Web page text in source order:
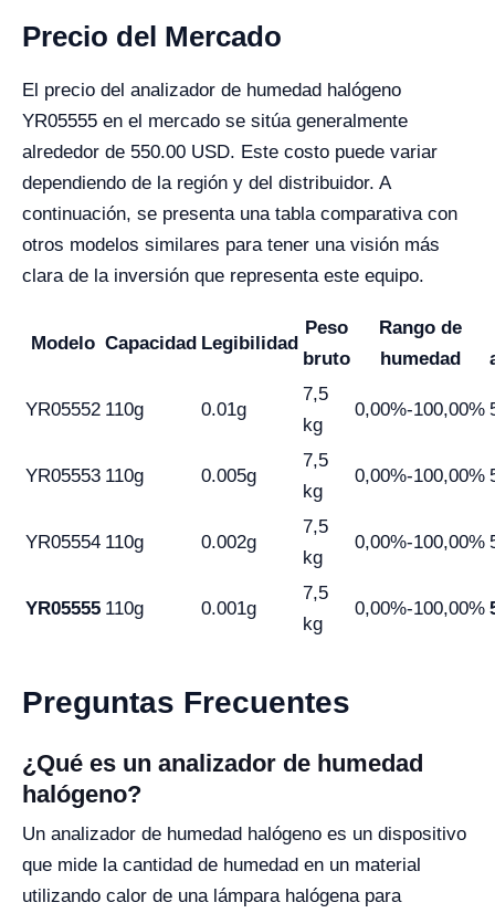
Precio del Mercado
El precio del analizador de humedad halógeno
YR05555 en el mercado se sitúa generalmente
alrededor de 550.00 USD. Este costo puede variar
dependiendo de la región y del distribuidor. A
continuación, se presenta una tabla comparativa con
otros modelos similares para tener una visión más
clara de la inversión que representa este equipo.
Modelo Capacidad Legibilidad
Peso
bruto
Rango de
humedad
YR05552 110g 0.01g
7,5
kg
0,00%-100,00%
YR05553 110g 0.005g
7,5
kg
0,00%-100,00%
YR05554 110g 0.002g
7,5
kg
0,00%-100,00%
YR05555 110g 0.001g
7,5
kg
0,00%-100,00%
Preguntas Frecuentes
¿Qué es un analizador de humedad
halógeno?
Un analizador de humedad halógeno es un dispositivo
que mide la cantidad de humedad en un material
utilizando calor de una lámpara halógena para